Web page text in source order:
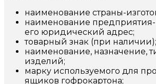
наименование страны-
наименование предприятия-
его юридический адрес;
товарный знак (при наличии);
наименование, назначение,
изделий;
марку используемого для
ящиков гофрокартона;